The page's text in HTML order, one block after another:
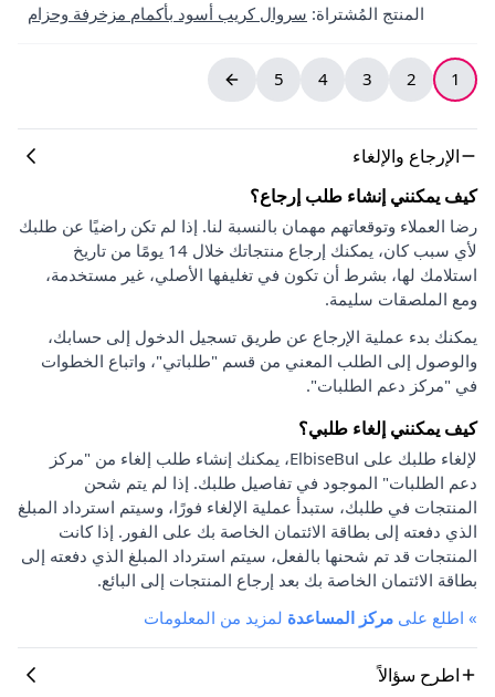
المنتج المُشتراة: سروال كريب أسود بأكمام مزخرفة وحزام
1
2
3
4
5
الإرجاع والإلغاء
كيف يمكنني إنشاء طلب إرجاع؟
رضا العملاء وتوقعاتهم مهمان بالنسبة لنا. إذا لم تكن راضيًا عن طلبك
لأي سبب كان، يمكنك إرجاع منتجاتك خلال 14 يومًا من تاريخ
استلامك لها، بشرط أن تكون في تغليفها الأصلي، غير مستخدمة،
ومع الملصقات سليمة.
يمكنك بدء عملية الإرجاع عن طريق تسجيل الدخول إلى حسابك،
والوصول إلى الطلب المعني من قسم "طلباتي"، واتباع الخطوات
في "مركز دعم الطلبات".
كيف يمكنني إلغاء طلبي؟
لإلغاء طلبك على ElbiseBul، يمكنك إنشاء طلب إلغاء من "مركز
دعم الطلبات" الموجود في تفاصيل طلبك. إذا لم يتم شحن
المنتجات في طلبك، ستبدأ عملية الإلغاء فورًا، وسيتم استرداد المبلغ
الذي دفعته إلى بطاقة الائتمان الخاصة بك على الفور. إذا كانت
المنتجات قد تم شحنها بالفعل، سيتم استرداد المبلغ الذي دفعته إلى
بطاقة الائتمان الخاصة بك بعد إرجاع المنتجات إلى البائع.
» اطلع على مركز المساعدة لمزيد من المعلومات
اطرح سؤالاً